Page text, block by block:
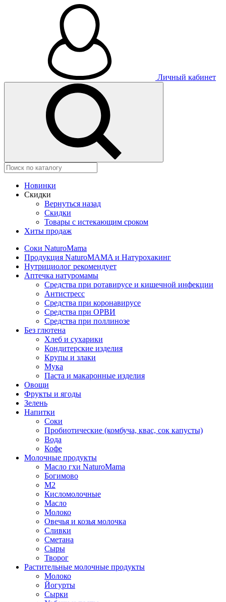
Личный кабинет
Новинки
Скидки
Вернуться назад
Скидки
Товары с истекающим сроком
Хиты продаж
Соки NaturoMama
Продукция NaturoMAMA и Натурохакинг
Нутрициолог рекомендует
Аптечка натуромамы
Средства при ротавирусе и кишечной инфекции
Антистресс
Средства при коронавирусе
Средства при ОРВИ
Средства при поллинозе
Без глютена
Хлеб и сухарики
Кондитерские изделия
Крупы и злаки
Мука
Паста и макаронные изделия
Овощи
Фрукты и ягоды
Зелень
Напитки
Соки
Пробиотические (комбуча, квас, сок капусты)
Вода
Кофе
Молочные продукты
Масло гхи NaturoMama
Богимово
М2
Кисломолочные
Масло
Молоко
Овечья и козья молочка
Сливки
Сметана
Сыры
Творог
Растительные молочные продукты
Молоко
Йогурты
Сырки